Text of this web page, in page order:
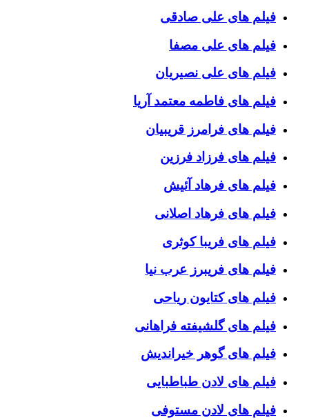
فیلم های علی صادقی
فیلم های علی مصفا
فیلم های علی نصیریان
فیلم های فاطمه معتمد آریا
فیلم های فرامرز قریبیان
فیلم های فرزاد فرزین
فیلم های فرهاد آئیش
فیلم های فرهاد اصلانی
فیلم های فریبا کوثری
فیلم های فریبرز عرب نیا
فیلم های کتایون ریاحی
فیلم های گلشیفته فراهانی
فیلم های گوهر خیراندیش
فیلم های لادن طباطبایی
فیلم های لادن مستوفی